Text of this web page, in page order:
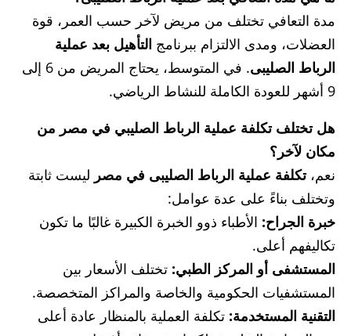
مدة التعافي تختلف من مريض لآخر حسب العمر، قوة
العضلات، ومدى الالتزام ببرنامج التأهيل بعد عملية
الرباط الصليبى
. في المتوسط، يحتاج المريض من 6 إلى
9 أشهر للعودة الكاملة للنشاط الرياضي.
هل تختلف تكلفة عملية الرباط الصليبي في مصر من
مكان لآخر؟
نعم،تكلفة عملية الرباط الصليبى في مصر ليست ثابتة
وتختلف بناءً على عدة عوامل:
خبرة الجراح: الأطباء ذوو الخبرة الكبيرة غالبًا ما تكون
تكاليفهم أعلى.
المستشفى أو المركز الطبي: تختلف الأسعار بين
المستشفيات الحكومية والخاصة والمراكز المتخصصة.
التقنية المستخدمة: تكلفة العملية بالمنظار عادة أعلى